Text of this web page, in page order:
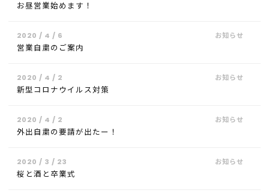
お昼営業始めます！
2020 / 4 / 6
営業自粛のご案内
2020 / 4 / 2
新型コロナウイルス対策
2020 / 4 / 2
外出自粛の要請が出たー！
2020 / 3 / 23
桜と酒と卒業式